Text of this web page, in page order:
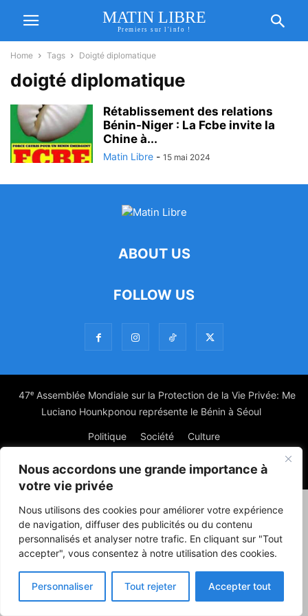
Nous accordons une grande importance à
votre vie privée
Nous utilisons des cookies pour améliorer votre expérience
de navigation, diffuser des publicités ou du contenu
personnalisés et analyser notre trafic. En cliquant sur "Tout
accepter", vous consentez à notre utilisation des cookies.
Personnaliser Tout rejeter Accepter tout
MATIN LIBRE
Premiers sur l'info !
Home Tags Doigté diplomatique
doigté diplomatique
Rétablissement des relations
Bénin-Niger : La Fcbe invite la
Chine à...
Matin Libre - 15 mai 2024
ABOUT US
FOLLOW US
47ᵉ Assemblée Mondiale sur la Protection de la Vie Privée: Me
Luciano Hounkponou représente le Bénin à Séoul
Politique Société Culture
© Powered by digitXplus Francophone